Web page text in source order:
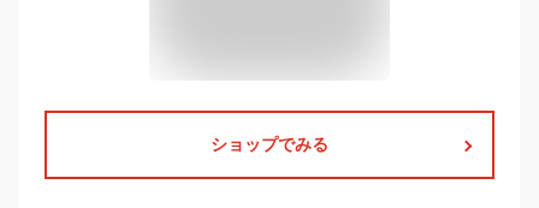
ショップでみる